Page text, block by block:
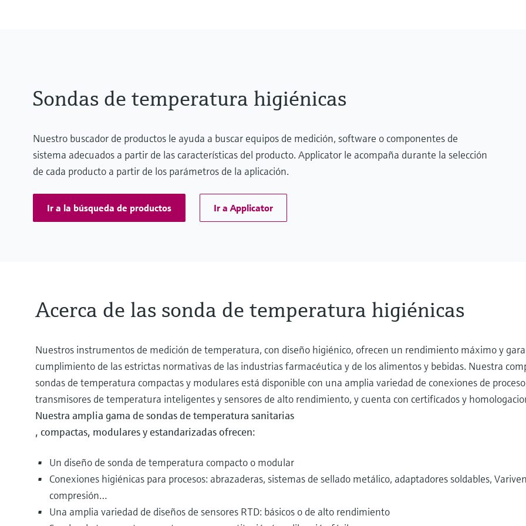
Sondas de temperatura higiénicas
Nuestro buscador de productos le ayuda a buscar equipos de medición, software o componentes de
sistema adecuados a partir de las características del producto. Applicator le acompaña durante la selección
de cada producto a partir de los parámetros de la aplicación.
Ir a la búsqueda de productos Ir a Applicator
Acerca de las sonda de temperatura higiénicas
Nuestros instrumentos de medición de temperatura, con diseño higiénico, ofrecen un rendimiento máximo y
cumplimiento de las estrictas normativas de las industrias farmacéutica y de los alimentos y bebidas. Nuestra
sondas de temperatura compactas y modulares está disponible con una amplia variedad de conexiones de
transmisores de temperatura inteligentes y sensores de alto rendimiento, y cuenta con certificados y
Nuestra amplia gama de sondas de temperatura sanitarias
, compactas, modulares y estandarizadas ofrecen:
Un diseño de sonda de temperatura compacto o modular
Conexiones higiénicas para procesos: abrazaderas, sistemas de sellado metálico, adaptadores soldables,
compresión…
Una amplia variedad de diseños de sensores RTD: básicos o de alto rendimiento